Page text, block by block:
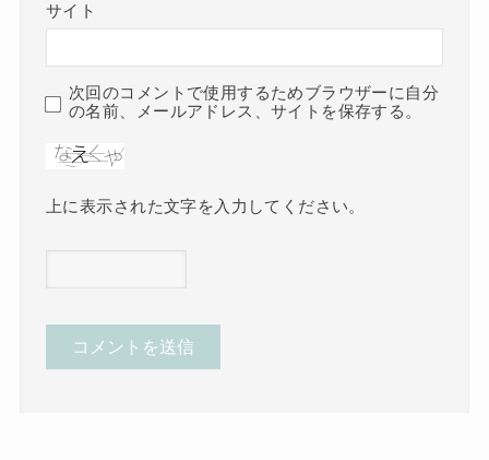
サイト
次回のコメントで使用するためブラウザーに自分
の名前、メールアドレス、サイトを保存する。
上に表示された文字を入力してください。